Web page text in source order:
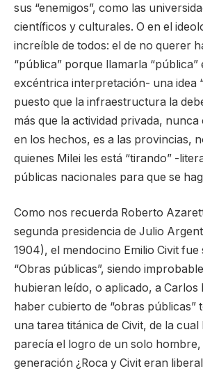
sus “enemigos”, como las
científicos y culturales. O en el
increíble de todos: el de no querer
“pública” porque llamarla “pública”
excéntrica interpretación- una idea
puesto que la infraestructura la
más que la actividad privada, nunca
en los hechos, es a las provincias,
quienes Milei les está “tirando” -
públicas nacionales para que se
Como nos recuerda Roberto
segunda presidencia de Julio
1904), el mendocino Emilio Civit fue
“Obras públicas”, siendo
hubieran leído, o aplicado, a Carlos
haber cubierto de “obras públicas”
una tarea titánica de Civit, de la cual
parecía el logro de un solo hombre,
generación ¿Roca y Civit eran